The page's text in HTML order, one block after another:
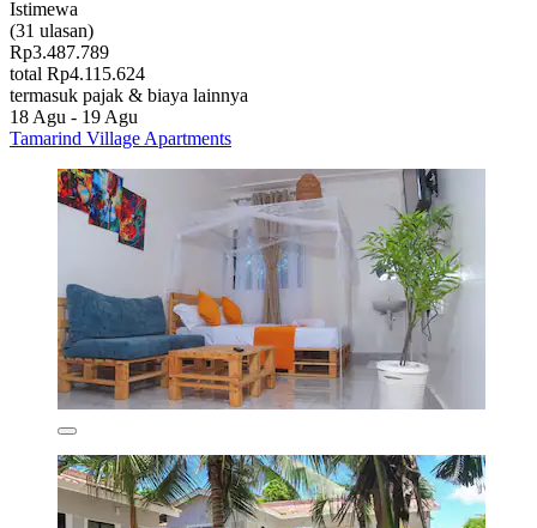
Istimewa
(31 ulasan)
Rp3.487.789
total Rp4.115.624
termasuk pajak & biaya lainnya
18 Agu - 19 Agu
Tamarind Village Apartments